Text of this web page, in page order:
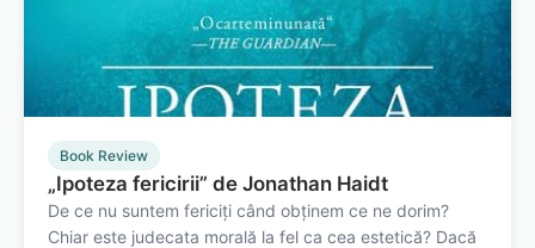
Book Review
„Ipoteza fericirii” de Jonathan Haidt
De ce nu suntem fericiți când obținem ce ne dorim?
Chiar este judecata morală la fel ca cea estetică? Dacă